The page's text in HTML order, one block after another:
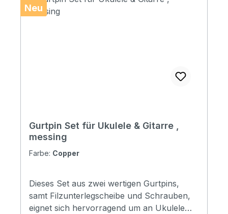
Neu
Gurtpin Set für Ukulele & Gitarre ,
messing
Farbe: Copper
Dieses Set aus zwei wertigen Gurtpins,
samt Filzunterlegscheibe und Schrauben,
eignet sich hervorragend um an Ukulele